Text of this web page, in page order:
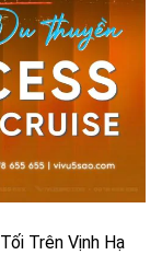
Trên Vịnh Hạ